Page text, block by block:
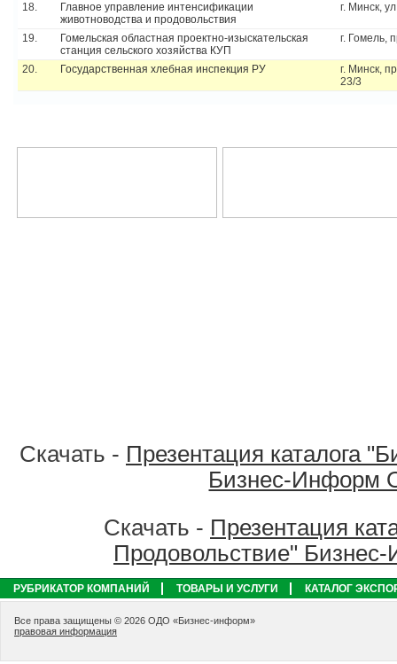
18.
Главное управление интенсификации
животноводства и продовольствия
г. Минск,
19.
Гомельская областная проектно-изыскательская
станция сельского хозяйства КУП
г. Гомель,
20. Государственная хлебная инспекция РУ
г. Минск,
23/3
Скачать - Презентация каталога
Бизнес-Информ
Скачать - Презентация
Продовольствие"
РУБРИКАТОР КОМПАНИЙ ТОВАРЫ И УСЛУГИ КАТАЛОГ
Все права защищены © 2026 ОДО «Бизнес-информ»
правовая информация